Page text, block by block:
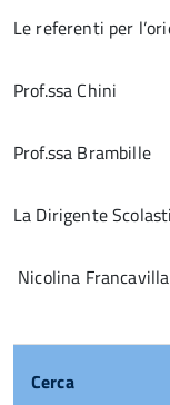
Le referenti per
Prof.ssa Chini
Prof.ssa Brambille
La Dirigente
Nicolina Francavilla
Cerca